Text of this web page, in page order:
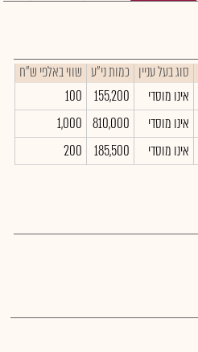
סוג בעל עניין כמות ני"ע שווי באלפי ש"ח
אינו מוסדי 155,200
100
אינו מוסדי 810,000
1,000
אינו מוסדי 185,500
200